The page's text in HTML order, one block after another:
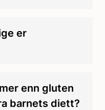
SFO/barnehage
er
enn gluten
barnets diett?